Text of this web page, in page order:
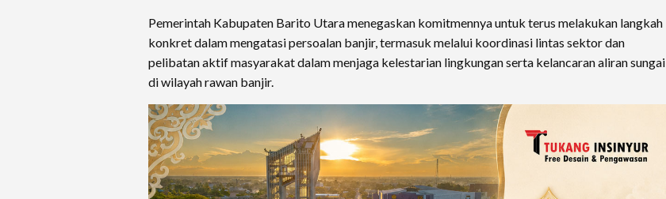
Pemerintah Kabupaten Barito Utara menegaskan komitmennya untuk terus melakukan langkah
konkret dalam mengatasi persoalan banjir, termasuk melalui koordinasi lintas sektor dan
pelibatan aktif masyarakat dalam menjaga kelestarian lingkungan serta kelancaran aliran sungai
di wilayah rawan banjir.